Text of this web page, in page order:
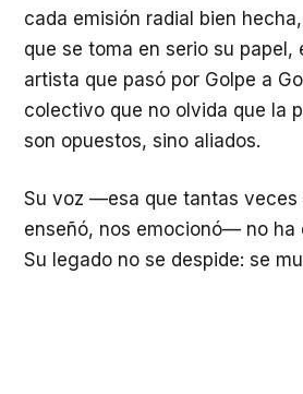
cada emisión radial bien
que se toma en serio su papel,
artista que pasó por Golpe a
colectivo que no olvida que la
son opuestos, sino aliados.
Su voz —esa que tantas veces
enseñó, nos emocionó— no ha
Su legado no se despide: se